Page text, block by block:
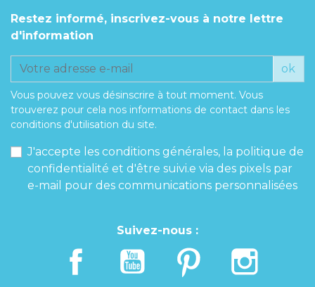
Restez informé, inscrivez-vous à notre lettre
d'information
ok
Vous pouvez vous désinscrire à tout moment. Vous
trouverez pour cela nos informations de contact dans les
conditions d'utilisation du site.
J'accepte les conditions générales, la politique de
confidentialité et d'être suivi.e via des pixels par
e-mail pour des communications personnalisées
Suivez-nous :